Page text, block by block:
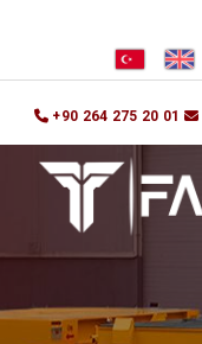
+90 264 275 20 01